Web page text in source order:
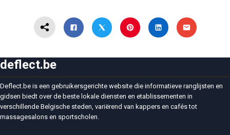
deflect.be
Deflect.be is een gebruikersgerichte website die informatieve ranglijsten en
gidsen biedt over de beste lokale diensten en etablissementen in
verschillende Belgische steden, variërend van kappers en cafés tot
massagesalons en sportscholen.